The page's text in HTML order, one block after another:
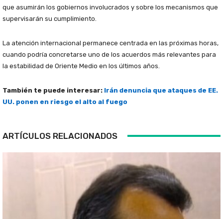
que asumirán los gobiernos involucrados y sobre los mecanismos que
supervisarán su cumplimiento.
La atención internacional permanece centrada en las próximas horas,
cuando podría concretarse uno de los acuerdos más relevantes para
la estabilidad de Oriente Medio en los últimos años.
También te puede interesar: Irán denuncia que ataques de EE.
UU. ponen en riesgo el alto al fuego
ARTÍCULOS RELACIONADOS